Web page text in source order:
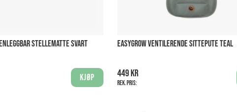
STELLEMATTE SVART
Kjøp
EASYGROW VENTILERENDE SITTEPUTE TEAL
449 kr
Rek. pris: